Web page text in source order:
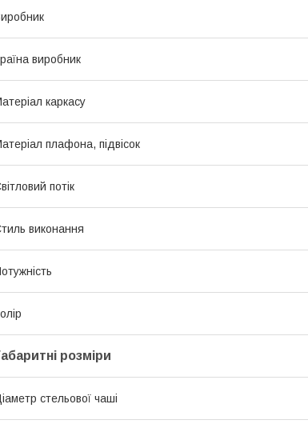
виробник
каркасу
плафона, підвісок
потік
виконання
розміри
стельової чаші